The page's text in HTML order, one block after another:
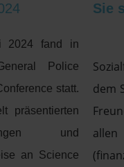
2024 fand in
Police
statt.
präsentierten
und
an Science
Sie
dem
allen